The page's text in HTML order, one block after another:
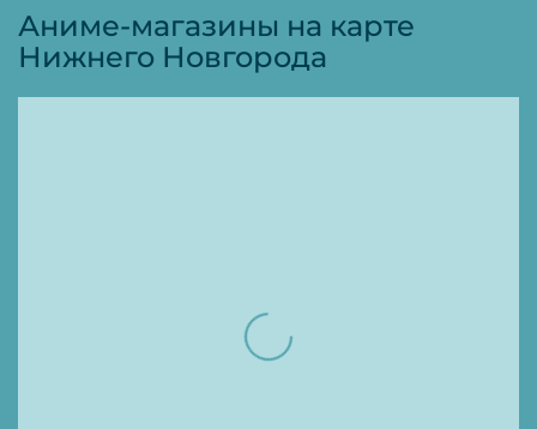
Аниме-магазины на карте
Нижнего Новгорода